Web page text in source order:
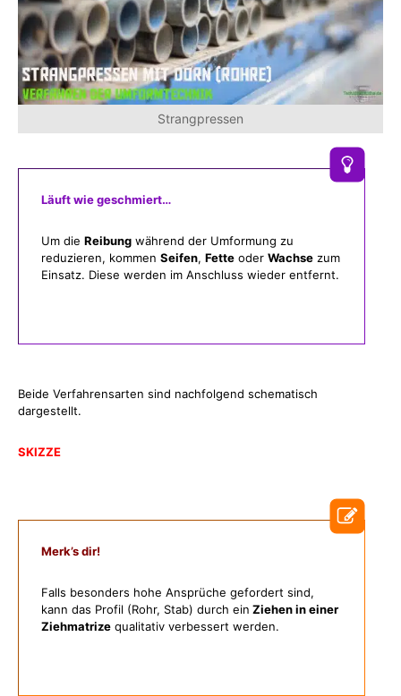
Strangpressen
Läuft wie geschmiert…
Um die Reibung während der Umformung zu
reduzieren, kommen Seifen, Fette oder Wachse zum
Einsatz. Diese werden im Anschluss wieder entfernt.
Beide Verfahrensarten sind nachfolgend schematisch
dargestellt.
SKIZZE
Merk’s dir!
Falls besonders hohe Ansprüche gefordert sind,
kann das Profil (Rohr, Stab) durch ein Ziehen in einer
Ziehmatrize qualitativ verbessert werden.